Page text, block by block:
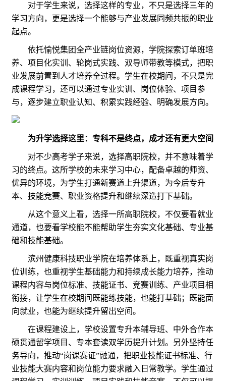
对于学生来说，选择这样的专业，不只是选择三年的
学习方向，更是选择一个能够与产业发展同频共振的职业
起点。
依托愉悦集团全产业链岗位资源，学院探索订单班培
养、项目化实训、轮岗式实践、双导师带教等模式，把职
业发展前置到人才培养全过程。学生在校期间，不只是完
成课程学习，还可以通过专业实训、岗位体验、项目参
与，逐步建立职业认知、积累实践经验、明确发展方向。
为升学选择这里：专科不是终点，成才还有更大空间
对不少高考学子来说，选择高职院校，并不意味着学
习的终点。这所学校的未来学习中心，配备卓越的师资、
优异的环境，为学生打通新赛道上升渠道，为今后专升
本、技能竞赛、职业资格提升和继续深造打下基础。
从这个意义上看，选择一所高职院校，不仅要看就业
通道，也要看学校能不能帮助学生夯实文化基础、专业基
础和技能基础。
滨州健康科技职业学院在培养体系上，既重视真实岗
位训练，也重视学生基础能力和持续成长能力培养，推动
课程内容与岗位标准、技能证书、竞赛训练、产业项目相
衔接，让学生在校期间既能练技能，也能打基础；既能面
向就业，也能为继续提升留出空间。
在课程建设上，学校设置专升本辅导班、中外合作本
硕贯通留学项目、专本套读双学历提升计划。另外坚持任
务导向，推动“岗课赛证”融通，把职业技能证书标准、行
业技能大赛内容和岗位能力要求融入日常教学。学生通过